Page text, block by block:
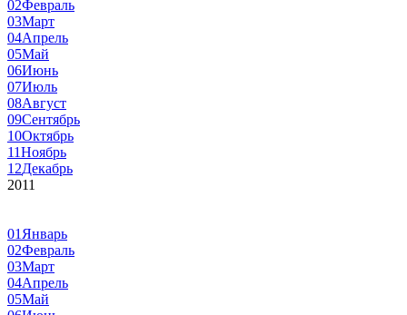
02Февраль
03Март
04Апрель
05Май
06Июнь
07Июль
08Август
09Сентябрь
10Октябрь
11Ноябрь
12Декабрь
2011
01 Январь
02Февраль
03Март
04Апрель
05Май